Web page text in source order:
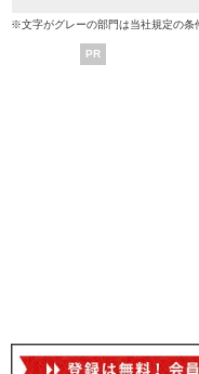
※文字がグレーの部門は当社規定の条
PR